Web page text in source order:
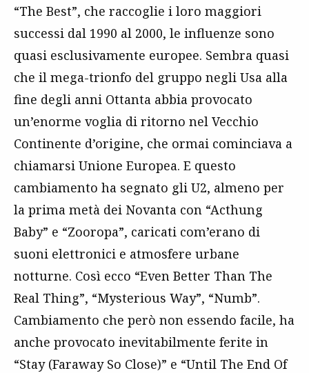
“The Best”, che raccoglie i loro maggiori
successi dal 1990 al 2000, le influenze sono
quasi esclusivamente europee. Sembra quasi
che il mega-trionfo del gruppo negli Usa alla
fine degli anni Ottanta abbia provocato
un’enorme voglia di ritorno nel Vecchio
Continente d’origine, che ormai cominciava a
chiamarsi Unione Europea. E questo
cambiamento ha segnato gli U2, almeno per
la prima metà dei Novanta con “Acthung
Baby” e “Zooropa”, caricati com’erano di
suoni elettronici e atmosfere urbane
notturne. Così ecco “Even Better Than The
Real Thing”, “Mysterious Way”, “Numb”.
Cambiamento che però non essendo facile, ha
anche provocato inevitabilmente ferite in
“Stay (Faraway So Close)” e “Until The End Of